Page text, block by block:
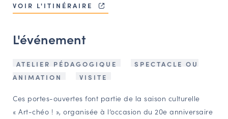
OUTILS EN LIGNE
Espace acteurs
VOIR L'ITINÉRAIRE
L'événement
ATELIER PÉDAGOGIQUE
SPECTACLE OU
ANIMATION
VISITE
Ces portes-ouvertes font partie de la saison culturelle
« Art-chéo ! », organisée à l’occasion du 20e anniversaire